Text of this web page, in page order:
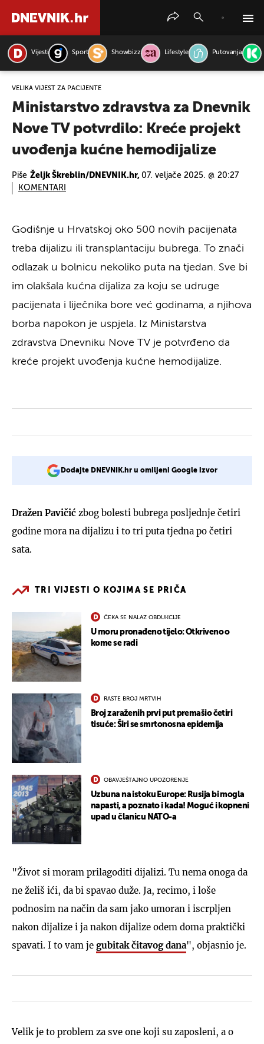
Vijesti Sport Showbizz Lifestyle Putovanja
VELIKA VIJEST ZA PACIJENTE
Ministarstvo zdravstva za Dnevnik
Nove TV potvrdilo: Kreće projekt
uvođenja kućne hemodijalize
Piše Željk Škreblin/DNEVNIK.hr, 07. veljače 2025. @ 20:27
KOMENTARI
Godišnje u Hrvatskoj oko 500 novih pacijenata
treba dijalizu ili transplantaciju bubrega. To znači
odlazak u bolnicu nekoliko puta na tjedan. Sve bi
im olakšala kućna dijaliza za koju se udruge
pacijenata i liječnika bore već godinama, a njihova
borba napokon je uspjela. Iz Ministarstva
zdravstva Dnevniku Nove TV je potvrđeno da
kreće projekt uvođenja kućne hemodijalize.
Dodajte DNEVNIK.hr u omiljeni Google izvor
Dražen Pavičić zbog bolesti bubrega posljednje četiri
godine mora na dijalizu i to tri puta tjedna po četiri
sata.
TRI VIJESTI O KOJIMA SE PRIČA
ČEKA SE NALAZ OBDUKCIJE
U moru pronađeno tijelo: Otkriveno o
kome se radi
RASTE BROJ MRTVIH
Broj zaraženih prvi put premašio četiri
tisuće: Širi se smrtonosna epidemija
OBAVJEŠTAJNO UPOZORENJE
Uzbuna na istoku Europe: Rusija bi mogla
napasti, a poznato i kada! Moguć i kopneni
upad u članicu NATO-a
"Život si moram prilagoditi dijalizi. Tu nema onoga da
ne želiš ići, da bi spavao duže. Ja, recimo, i loše
podnosim na način da sam jako umoran i iscrpljen
nakon dijalize i ja nakon dijalize odem doma praktički
spavati. I to vam je gubitak čitavog dana", objasnio je.
Velik je to problem za sve one koji su zaposleni, a o
PRETRAŽITE VIJESTI